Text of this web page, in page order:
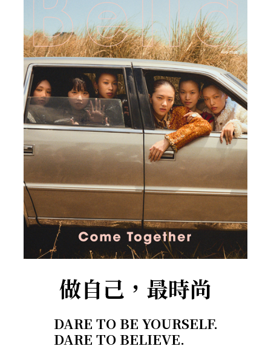
做自己，最時尚
DARE TO BE YOURSELF.
DARE TO BELIEVE.